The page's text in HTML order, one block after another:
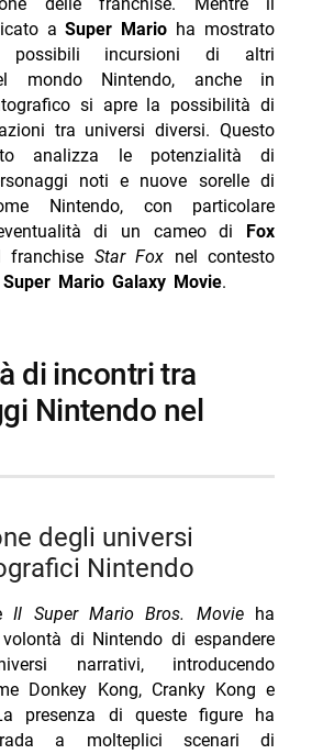
risposta
la seconda stagione dal 3
Mirror: arriva su Disney+
Ninth Jedi su Disney+ 5/8
Disney+ dal 6/8
Plus agosto 2026: 5 titoli top
aSuper Mario ha mostrato
possibili incursioni di altri
mondo Nintendo, anche in
si apre la possibilità di
tra universi diversi. Questo
analizza le potenzialità di
noti e nuove sorelle di
Nintendo, con particolare
di un cameo di Fox
Star Fox nel contesto
Super Mario Galaxy Movie.
Nintendo nel
Nintendo
Il Super Mario Bros. Movieha
di Nintendo di espandere
narrativi, introducendo
Donkey Kong, Cranky Kong e
presenza di queste figure ha
a molteplici scenari di